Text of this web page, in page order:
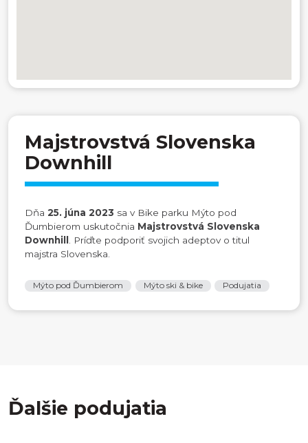
Majstrovstvá Slovenska
Downhill
Dňa 25. júna 2023 sa v Bike parku Mýto pod
Ďumbierom uskutočnia Majstrovstvá Slovenska
Downhill
. Príďte podporiť svojich adeptov o titul
majstra Slovenska.
Mýto pod Ďumbierom Mýto ski & bike Podujatia
Ďalšie podujatia